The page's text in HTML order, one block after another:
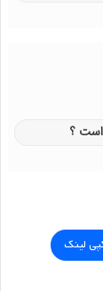
است ؟
لینک